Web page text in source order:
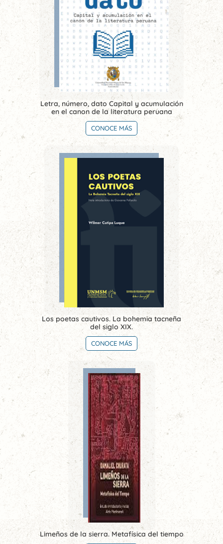
Letra, número, dato Capital y acumulación
en el canon de la literatura peruana
CONOCE MÁS
Los poetas cautivos. La bohemia tacneña
del siglo XIX.
CONOCE MÁS
Limeños de la sierra. Metafísica del tiempo